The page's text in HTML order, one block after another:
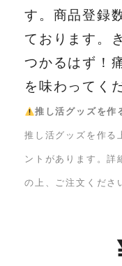
す。商品登録
ております。
つかるはず！
を味わってく
推し活グッズを作
推し活グッズを作る
ントがあります。詳
の上、ご注文くださ